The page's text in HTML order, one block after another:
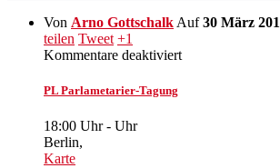
Von Arno Gottschalk Auf30 März
teilen Tweet +1
Kommentare deaktiviertfür
PL Parlametarier-Tagung
18:00 Uhr- Uhr
Berlin,
Karte